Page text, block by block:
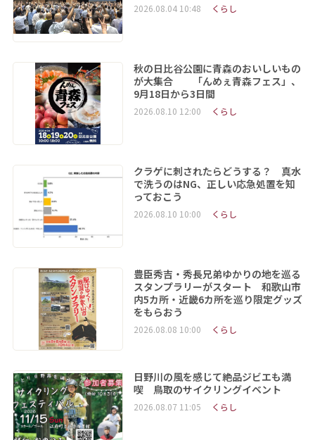
2026.08.04 10:48 くらし
秋の日比谷公園に青森のおいしいもの
が大集合 「んめぇ青森フェス」、
9月18日から3日間
2026.08.10 12:00 くらし
クラゲに刺されたらどうする？ 真水
で洗うのはNG、正しい応急処置を知
っておこう
2026.08.10 10:00 くらし
豊臣秀吉・秀長兄弟ゆかりの地を巡る
スタンプラリーがスタート 和歌山市
内5カ所・近畿6カ所を巡り限定グッズ
をもらおう
2026.08.08 10:00 くらし
日野川の風を感じて絶品ジビエも満
喫 鳥取のサイクリングイベント
2026.08.07 11:05 くらし